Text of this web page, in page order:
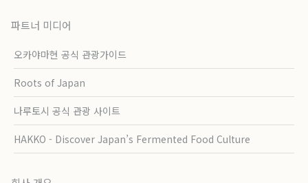
파트너 미디어
오카야마현 공식 관광가이드
Roots of Japan
나루토시 공식 관광 사이트
HAKKO - Discover Japan’s Fermented Food Culture